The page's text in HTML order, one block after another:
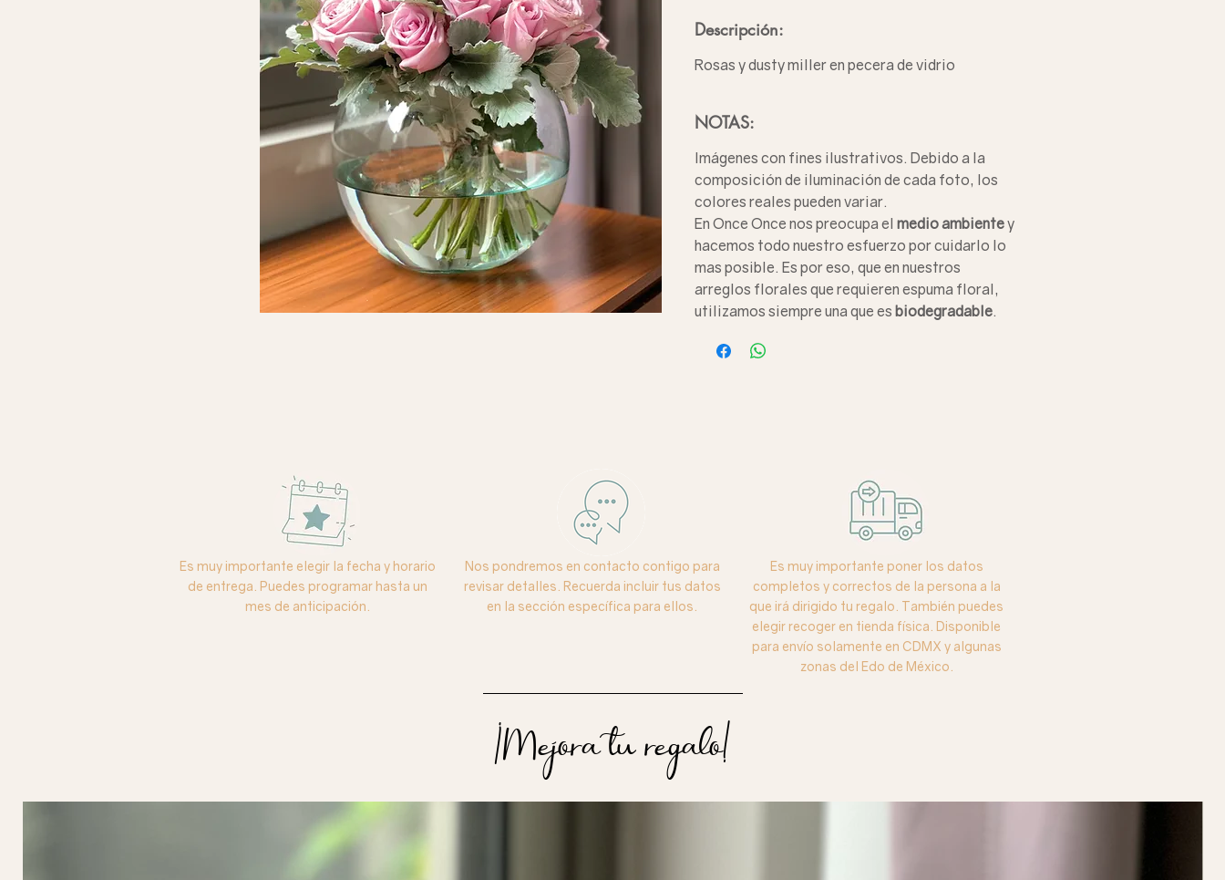
Descripción:
Rosas y dusty miller en pecera de vidrio
NOTAS:
Imágenes con fines ilustrativos. Debido a la
composición de iluminación de cada foto, los
colores reales pueden variar.
En Once Once nos preocupa el medio ambientey
hacemos todo nuestro esfuerzo por cuidarlo lo
mas posible. Es por eso, que en nuestros
arreglos florales que requieren espuma floral,
utilizamos siempre una que es biodegradable.
Es muy importante elegir la fecha y horario
de entrega. Puedes programar hasta un
mes de anticipación.
Nos pondremos en contacto contigo para
revisar detalles. Recuerda incluir tus datos
en la sección específica para ellos.
Es muy importante poner los datos
completos y correctos de la persona a la
que irá dirigido tu regalo. También puedes
elegir recoger en tienda física. Disponible
para envío solamente en CDMX y algunas
zonas del Edo de México.
¡Mejora tu regalo!